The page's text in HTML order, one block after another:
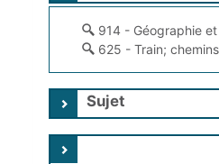
914 - Géographie
625 - Train;
Sujet